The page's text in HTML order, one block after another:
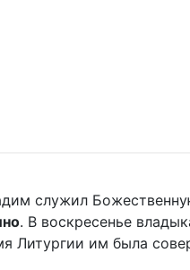
служил
. В воскресенье
Литургии им была